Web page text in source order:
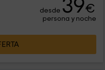
desde 39€
persona y noche